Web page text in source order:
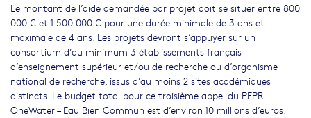
Le montant de l’aide demandée par projet doit se situer entre 800
000 € et 1 500 000 € pour une durée minimale de 3 ans et
maximale de 4 ans. Les projets devront s’appuyer sur un
consortium d’au minimum 3 établissements français
d’enseignement supérieur et/ou de recherche ou d’organisme
national de recherche, issus d’au moins 2 sites académiques
distincts. Le budget total pour ce troisième appel du PEPR
OneWater – Eau Bien Commun est d’environ 10 millions d’euros.